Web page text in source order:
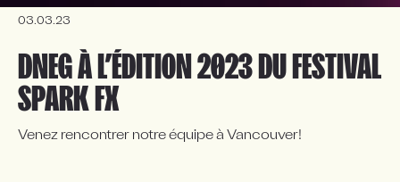
DNEG À L’ÉDITION 2023 DU FESTIVAL
SPARK FX
Venez rencontrer notre équipe à Vancouver!
03.03.23